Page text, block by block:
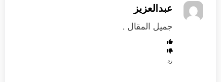
عبدالعزيز
جميل المقال .
رد